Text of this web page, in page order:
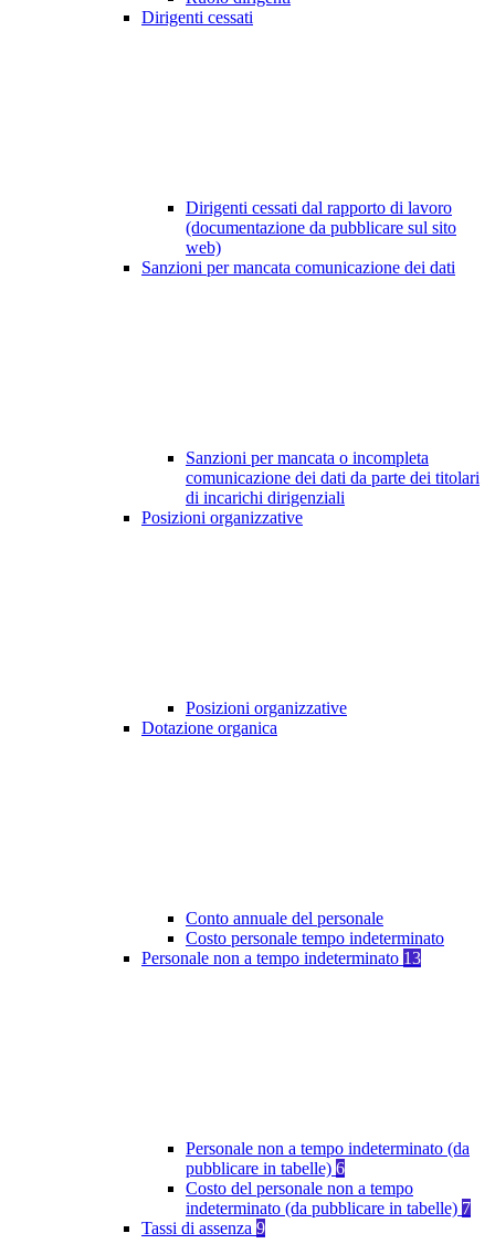
Dirigenti cessati
Dirigenti cessati dal rapporto di lavoro
(documentazione da pubblicare sul sito
web)
Sanzioni per mancata comunicazione dei dati
Sanzioni per mancata o incompleta
comunicazione dei dati da parte dei titolari
di incarichi dirigenziali
Posizioni organizzative
Posizioni organizzative
Dotazione organica
Conto annuale del personale
Costo personale tempo indeterminato
Personale non a tempo indeterminato 13
Personale non a tempo indeterminato (da
pubblicare in tabelle) 6
Costo del personale non a tempo
indeterminato (da pubblicare in tabelle) 7
Tassi di assenza 9